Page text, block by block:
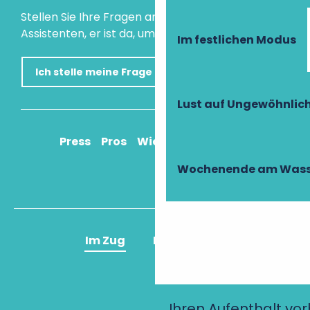
Im festlichen Modus
Lust auf
Wochenende am
Stellen Sie Ihre Fragen an unseren virtuellen
Assistenten, er ist da, um Ihnen zu helfen.
Ich stelle meine Frage
Press Pros Wie komme ich an?
Im Zug Im Flugzeug